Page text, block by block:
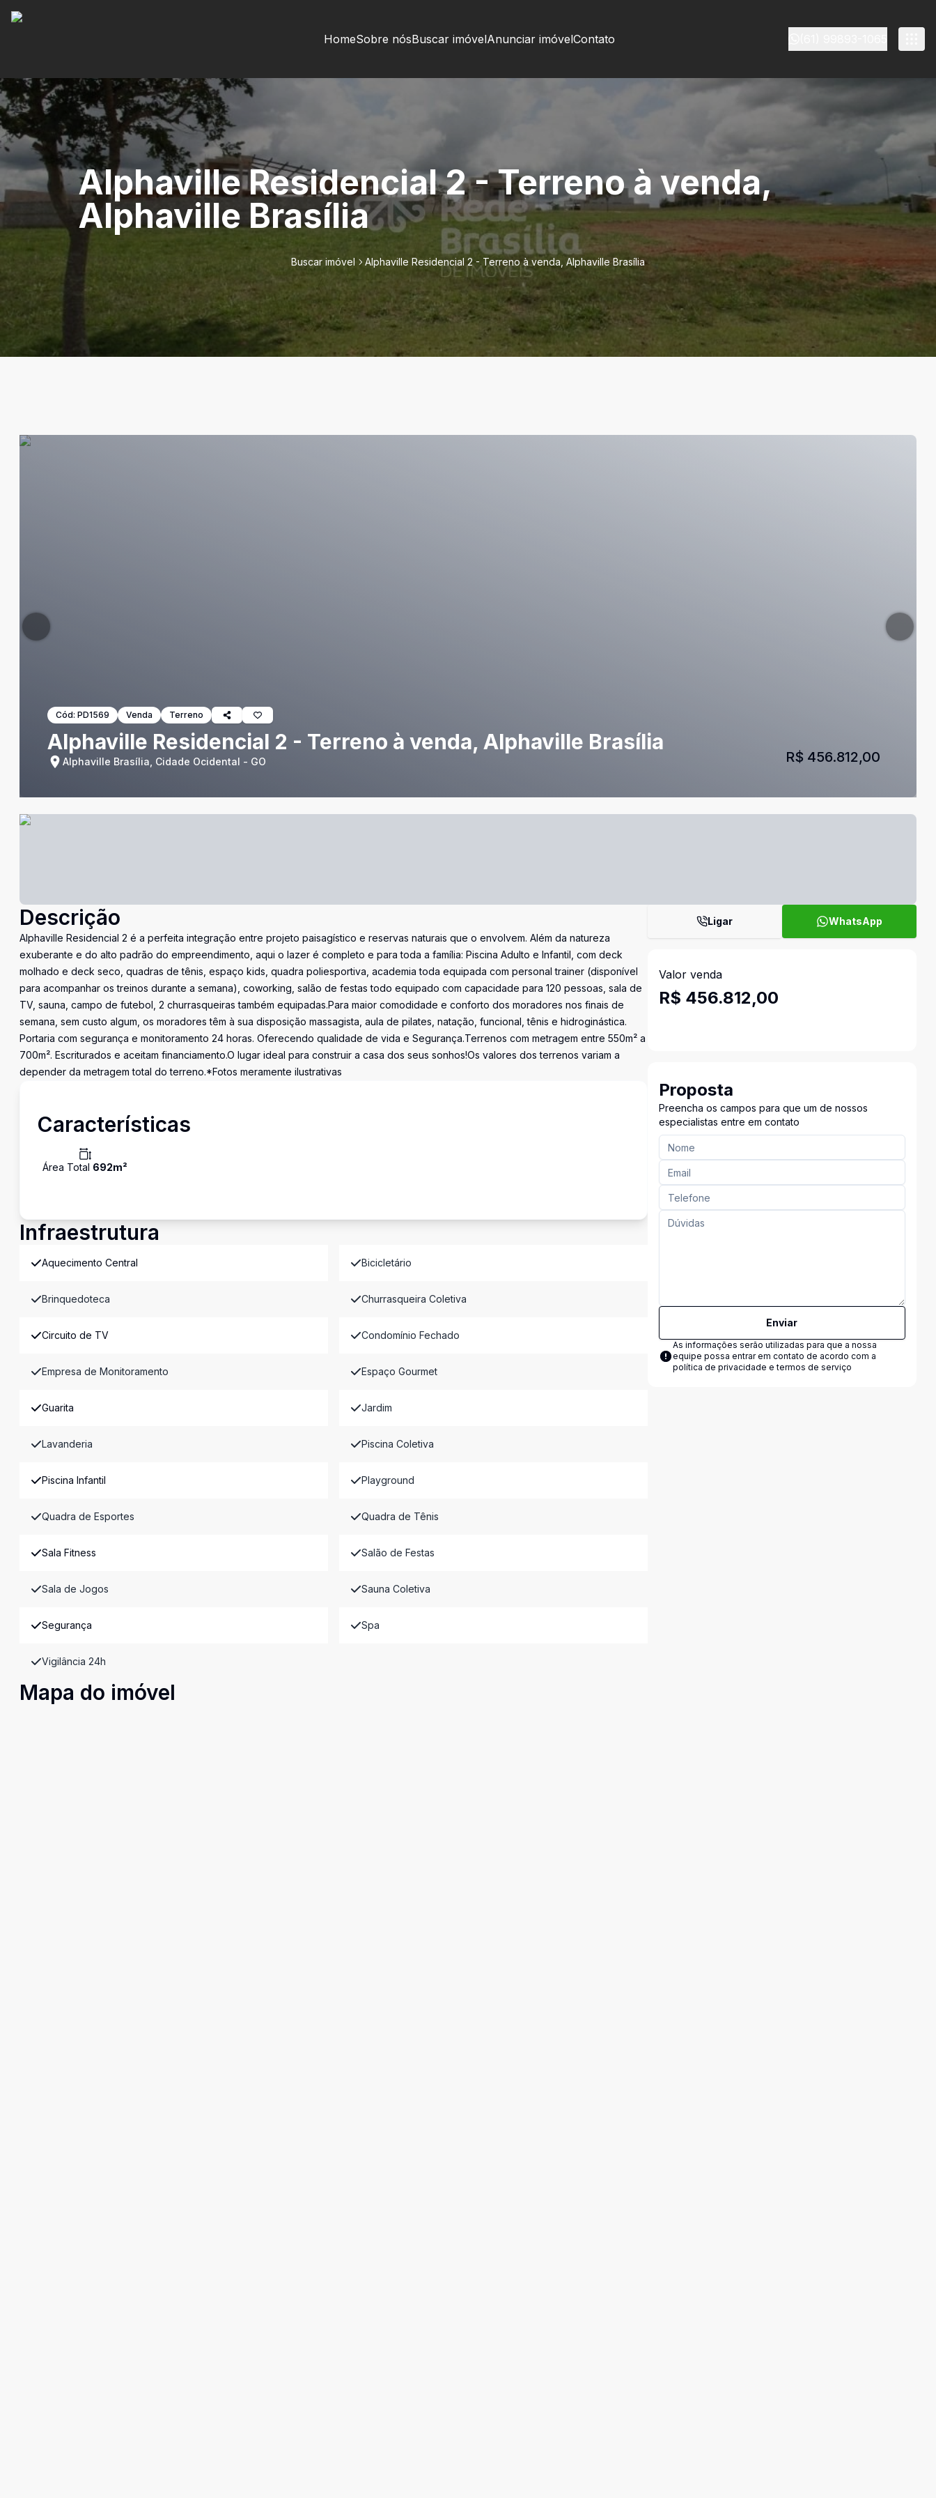
HomeSobre nósBuscar imóvelAnunciar imóvelContato
Alphaville Residencial 2 - Terreno à venda,
Alphaville Brasília
Buscar imóvel Alphaville Residencial 2 - Terreno à venda, Alphaville Brasília
Cód: PD1569 Venda Terreno
Alphaville Residencial 2 - Terreno à venda, Alphaville Brasília
Alphaville Brasília, Cidade Ocidental - GO R$ 456.812,00
Descrição
Alphaville Residencial 2 é a perfeita integração entre projeto paisagístico e reservas naturais que o envolvem. Além da natureza
exuberante e do alto padrão do empreendimento, aqui o lazer é completo e para toda a família: Piscina Adulto e Infantil, com deck
molhado e deck seco, quadras de tênis, espaço kids, quadra poliesportiva, academia toda equipada com personal trainer (disponível
para acompanhar os treinos durante a semana), coworking, salão de festas todo equipado com capacidade para 120 pessoas, sala de
TV, sauna, campo de futebol, 2 churrasqueiras também equipadas.Para maior comodidade e conforto dos moradores nos finais de
semana, sem custo algum, os moradores têm à sua disposição massagista, aula de pilates, natação, funcional, tênis e hidroginástica.
Portaria com segurança e monitoramento 24 horas. Oferecendo qualidade de vida e Segurança.Terrenos com metragem entre 550m² a
700m². Escriturados e aceitam financiamento.O lugar ideal para construir a casa dos seus sonhos!Os valores dos terrenos variam a
depender da metragem total do terreno.*Fotos meramente ilustrativas
Características
Área Total 692m²
Infraestrutura
Aquecimento Central Bicicletário
Brinquedoteca Churrasqueira Coletiva
Circuito de TV Condomínio Fechado
Empresa de Monitoramento Espaço Gourmet
Guarita Jardim
Lavanderia Piscina Coletiva
Piscina Infantil Playground
Quadra de Esportes Quadra de Tênis
Sala Fitness Salão de Festas
Sala de Jogos Sauna Coletiva
Segurança Spa
Vigilância 24h
Mapa do imóvel
Ligar WhatsApp
Valor venda
R$ 456.812,00
Proposta
Preencha os campos para que um de nossos
especialistas entre em contato
Enviar
As informações serão utilizadas para que a nossa
equipe possa entrar em contato de acordo com a
política de privacidade e termos de serviço